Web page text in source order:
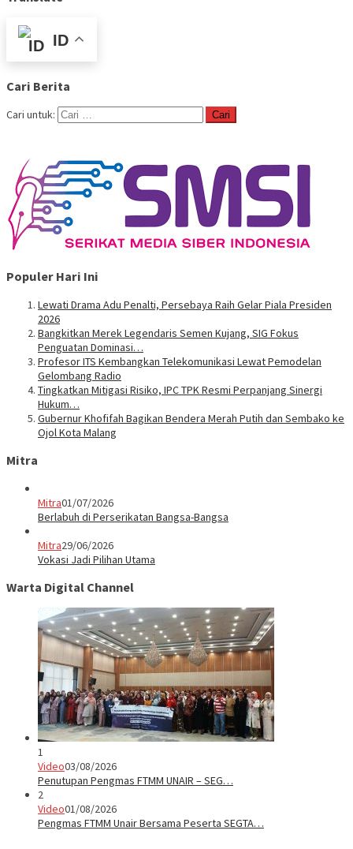
ID
Cari Berita
Cari untuk:
Populer Hari Ini
Lewati Drama Adu Penalti, Persebaya Raih Gelar Piala Presiden
2026
Bangkitkan Merek Legendaris Semen Kujang, SIG Fokus
Penguatan Dominasi…
Profesor ITS Kembangkan Telekomunikasi Lewat Pemodelan
Gelombang Radio
Tingkatkan Mitigasi Risiko, IPC TPK Resmi Perpanjang Sinergi
Hukum…
Gubernur Khofifah Bagikan Bendera Merah Putih dan Sembako ke
Ojol Kota Malang
Mitra
Mitra01/07/2026
Berlabuh di Perserikatan Bangsa-Bangsa
Mitra29/06/2026
Vokasi Jadi Pilihan Utama
Warta Digital Channel
1
Video03/08/2026
Penutupan Pengmas FTMM UNAIR – SEG…
2
Video01/08/2026
Pengmas FTMM Unair Bersama Peserta SEGTA…